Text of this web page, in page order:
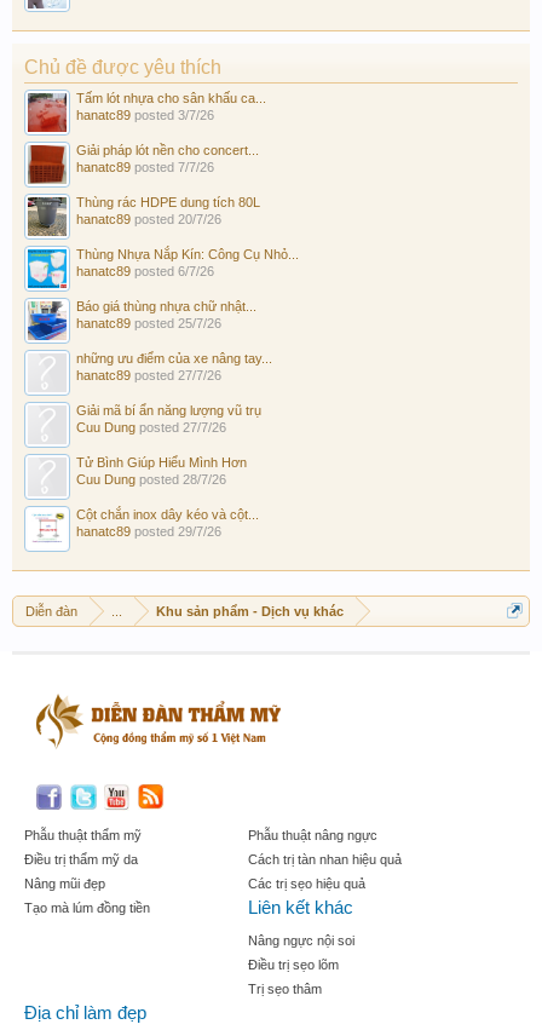
Chủ đề được yêu thích
Tấm lót nhựa cho sân khấu ca...
hanatc89 posted 3/7/26
Giải pháp lót nền cho concert...
hanatc89 posted 7/7/26
Thùng rác HDPE dung tích 80L
hanatc89 posted 20/7/26
Thùng Nhựa Nắp Kín: Công Cụ Nhỏ...
hanatc89 posted 6/7/26
Báo giá thùng nhựa chữ nhật...
hanatc89 posted 25/7/26
những ưu điểm của xe nâng tay...
hanatc89 posted 27/7/26
Giải mã bí ẩn năng lượng vũ trụ
Cuu Dung posted 27/7/26
Tử Bình Giúp Hiểu Mình Hơn
Cuu Dung posted 28/7/26
Cột chắn inox dây kéo và cột...
hanatc89 posted 29/7/26
Diễn đàn Khu sản phẩm - Dịch vụ khác
Phẫu thuật thẩm mỹ
Điều trị thẩm mỹ da
Nâng mũi đẹp
Tạo mà lúm đồng tiền
Phẫu thuật nâng ngực
Cách trị tàn nhan hiệu quả
Các trị sẹo hiệu quả
Liên kết khác
Nâng ngực nội soi
Điều trị sẹo lõm
Trị sẹo thâm
Địa chỉ làm đẹp